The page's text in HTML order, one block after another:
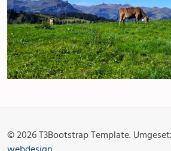
© 2026 T3Bootstrap Template.
Angebot &